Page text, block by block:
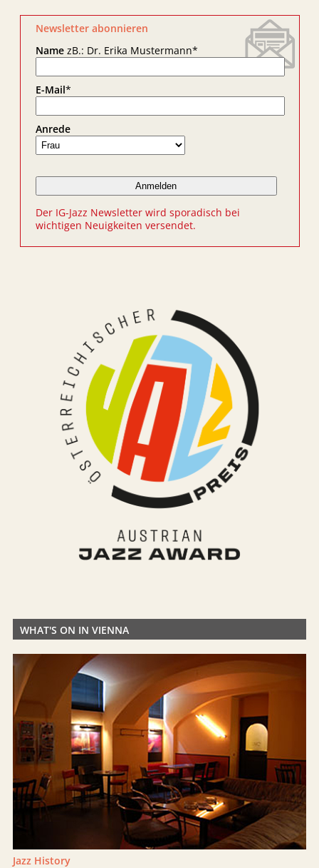
Newsletter abonnieren
NamezB.: Dr. Erika Mustermann*
E-Mail*
Anrede
Der IG-Jazz Newsletter wird sporadisch bei
wichtigen Neuigkeiten versendet.
WHAT'S ON IN VIENNA
Jazz History